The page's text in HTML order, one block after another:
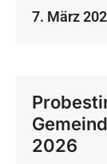
7. März
2026